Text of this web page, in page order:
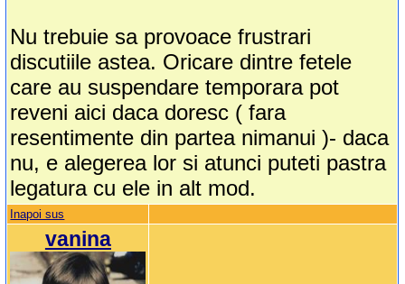
Nu trebuie sa provoace frustrari
discutiile astea. Oricare dintre fetele
care au suspendare temporara pot
reveni aici daca doresc ( fara
resentimente din partea nimanui )- daca
nu, e alegerea lor si atunci puteti pastra
legatura cu ele in alt mod.
Inapoi sus
vanina